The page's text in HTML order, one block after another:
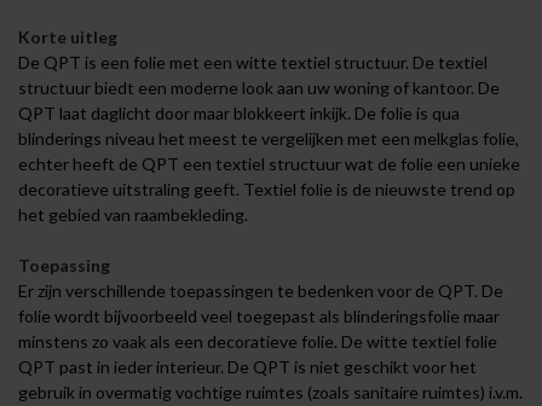
Korte uitleg
De QPT is een folie met een witte textiel structuur. De textiel
structuur biedt een moderne look aan uw woning of kantoor. De
QPT laat daglicht door maar blokkeert inkijk. De folie is qua
blinderings niveau het meest te vergelijken met een melkglas folie,
echter heeft de QPT een textiel structuur wat de folie een unieke
decoratieve uitstraling geeft. Textiel folie is de nieuwste trend op
het gebied van raambekleding.
Toepassing
Er zijn verschillende toepassingen te bedenken voor de QPT. De
folie wordt bijvoorbeeld veel toegepast als blinderingsfolie maar
minstens zo vaak als een decoratieve folie. De witte textiel folie
QPT past in ieder interieur. De QPT is niet geschikt voor het
gebruik in overmatig vochtige ruimtes (zoals sanitaire ruimtes) i.v.m.